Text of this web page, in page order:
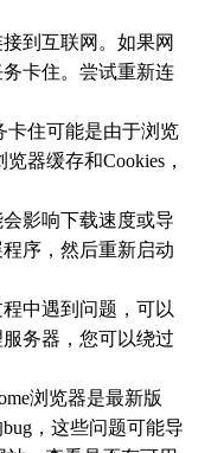
到互联网。如果网
卡住。尝试重新连
卡住可能是由于浏览
器缓存和Cookies，
影响下载速度或导
序，然后重新启动
中遇到问题，可以
务器，您可以绕过
浏览器是最新版
，这些问题可能导